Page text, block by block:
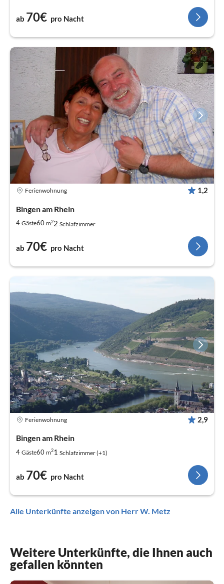
ab 70€ pro Nacht
Ferienwohnung 1,2
Bingen am Rhein
4 Gäste60 m22 Schlafzimmer
ab 70€ pro Nacht
Ferienwohnung 2,9
Bingen am Rhein
4 Gäste60 m21 Schlafzimmer (+1)
ab 70€ pro Nacht
Alle Unterkünfte anzeigen von Herr W. Metz
Weitere Unterkünfte, die Ihnen auch
gefallen könnten